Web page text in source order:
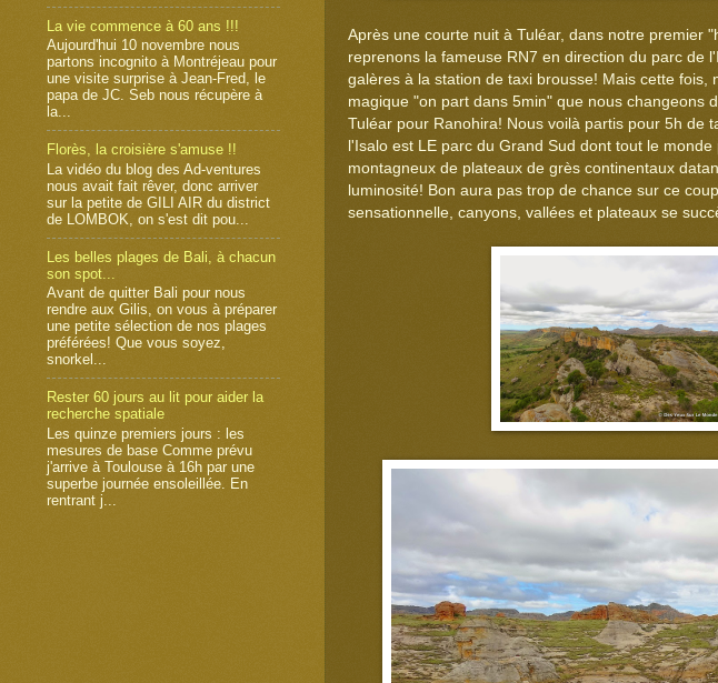
Après une courte nuit à Tuléar, dans notre premier
reprenons la fameuse RN7 en direction du parc de
galères à la station de taxi brousse! Mais cette
magique "on part dans 5min" que nous changeons
Tuléar pour Ranohira! Nous voilà partis pour 5h de
l'Isalo est LE parc du Grand Sud dont tout le
montagneux de plateaux de grès continentaux
luminosité! Bon aura pas trop de chance sur ce
sensationnelle, canyons, vallées et plateaux se
La vie commence à 60 ans !!!
Aujourd'hui 10 novembre nous
partons incognito à Montréjeau pour
une visite surprise à Jean-Fred, le
papa de JC. Seb nous récupère à
la...
Florès, la croisière s'amuse !!
La vidéo du blog des Ad-ventures
nous avait fait rêver, donc arriver
sur la petite de GILI AIR du district
de LOMBOK, on s'est dit pou...
Les belles plages de Bali, à chacun
son spot...
Avant de quitter Bali pour nous
rendre aux Gilis, on vous à préparer
une petite sélection de nos plages
préférées! Que vous soyez,
snorkel...
Rester 60 jours au lit pour aider la
recherche spatiale
Les quinze premiers jours : les
mesures de base Comme prévu
j'arrive à Toulouse à 16h par une
superbe journée ensoleillée. En
rentrant j...